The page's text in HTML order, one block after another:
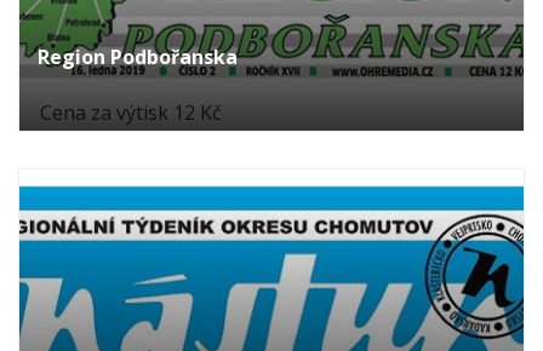
Region Podbořanska
Cena za výtisk 12 Kč